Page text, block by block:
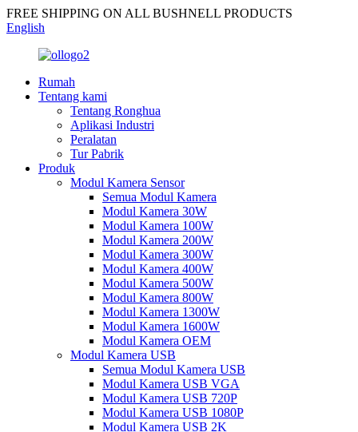
FREE SHIPPING ON ALL BUSHNELL PRODUCTS
English
Rumah
Tentang kami
Tentang Ronghua
Aplikasi Industri
Peralatan
Tur Pabrik
Produk
Modul Kamera Sensor
Semua Modul Kamera
Modul Kamera 30W
Modul Kamera 100W
Modul Kamera 200W
Modul Kamera 300W
Modul Kamera 400W
Modul Kamera 500W
Modul Kamera 800W
Modul Kamera 1300W
Modul Kamera 1600W
Modul Kamera OEM
Modul Kamera USB
Semua Modul Kamera USB
Modul Kamera USB VGA
Modul Kamera USB 720P
Modul Kamera USB 1080P
Modul Kamera USB 2K